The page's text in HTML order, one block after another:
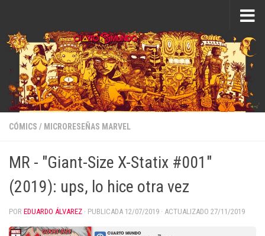
CÓMICS / MICRORESEÑAS MARVEL
MR - "Giant-Size X-Statix #001"
(2019): ups, lo hice otra vez
POR EDUARDO ÁLVAREZ · PUBLICADA 12/07/2019 · ACTUALIZADO 27/11/2019